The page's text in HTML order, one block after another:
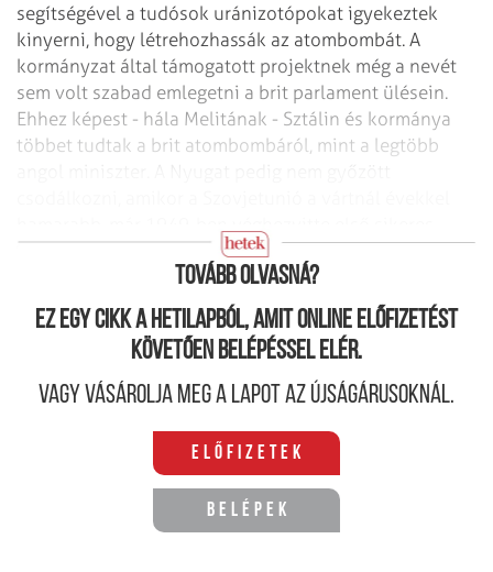
segítségével a tudósok uránizotópokat igyekeztek
kinyerni, hogy létrehozhassák az atombombát. A
kormányzat által támogatott projektnek még a nevét
sem volt szabad emlegetni a brit parlament ülésein.
Ehhez képest - hála Melitának - Sztálin és kormánya
többet tudtak a brit atombombáról, mint a legtöbb
Tovább olvasná?
Ez egy cikk a hetilapból, amit online előfizetést
követően belépéssel elér.
Vagy vásárolja meg a lapot az újságárusoknál.
Előfizetek
Belépek